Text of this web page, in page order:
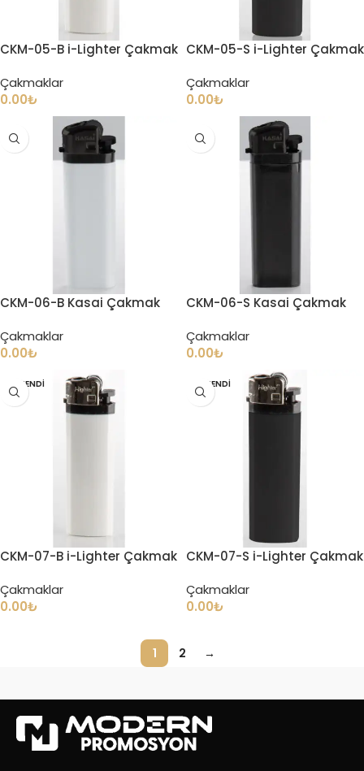
CKM-05-B i-Lighter Çakmak
Çakmaklar
0.00₺
CKM-05-S i-Lighter Çakmak
Çakmaklar
0.00₺
CKM-06-B Kasai Çakmak
Çakmaklar
0.00₺
CKM-06-S Kasai Çakmak
Çakmaklar
0.00₺
TÜKENDI
CKM-07-B i-Lighter Çakmak
Çakmaklar
0.00₺
TÜKENDI
CKM-07-S i-Lighter Çakmak
Çakmaklar
0.00₺
1 2 →